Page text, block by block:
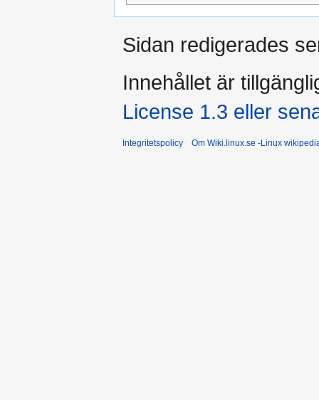
Sidan redigerades
Innehållet är
License 1.3 eller
Integritetspolicy Om Wiki.linux.se -Linux